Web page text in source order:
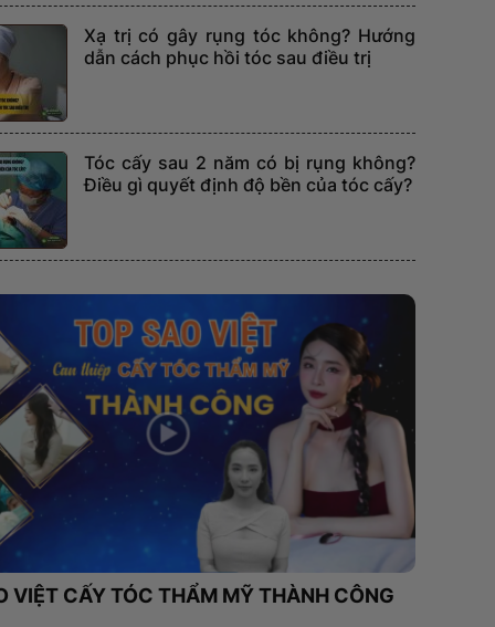
Xạ trị có gây rụng tóc không? Hướng
dẫn cách phục hồi tóc sau điều trị
Tóc cấy sau 2 năm có bị rụng không?
Điều gì quyết định độ bền của tóc cấy?
VIỆT CẤY TÓC THẨM MỸ THÀNH CÔNG